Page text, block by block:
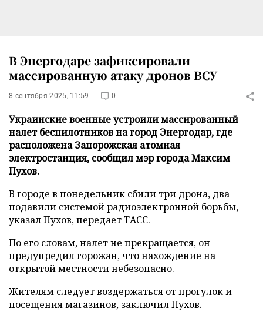
В Энергодаре зафиксировали
массированную атаку дронов ВСУ
8 сентября 2025, 11:59 0
Украинские военные устроили массированный
налет беспилотников на город Энергодар, где
расположена Запорожская атомная
электростанция, сообщил мэр города Максим
Пухов.
В городе в понедельник сбили три дрона, два
подавили системой радиоэлектронной борьбы,
указал Пухов, передаетТАСС.
По его словам, налет не прекращается, он
предупредил горожан, что нахождение на
открытой местности небезопасно.
Жителям следует воздержаться от прогулок и
посещения магазинов, заключил Пухов.